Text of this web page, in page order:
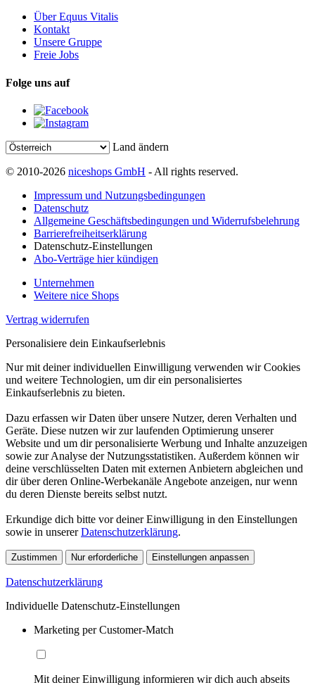
Über Equus Vitalis
Kontakt
Unsere Gruppe
Freie Jobs
Folge uns auf
Land ändern
© 2010-2026 niceshops GmbH - All rights reserved.
Impressum und Nutzungsbedingungen
Datenschutz
Allgemeine Geschäftsbedingungen und Widerrufsbelehrung
Barrierefreiheitserklärung
Datenschutz-Einstellungen
Abo-Verträge hier kündigen
Unternehmen
Weitere nice Shops
Vertrag widerrufen
Personalisiere dein Einkaufserlebnis
Nur mit deiner individuellen Einwilligung verwenden wir Cookies
und weitere Technologien, um dir ein personalisiertes
Einkaufserlebnis zu bieten.
Dazu erfassen wir Daten über unsere Nutzer, deren Verhalten und
Geräte. Diese nutzen wir zur laufenden Optimierung unserer
Website und um dir personalisierte Werbung und Inhalte anzuzeigen
sowie zur Analyse der Nutzungsstatistiken. Außerdem können wir
deine verschlüsselten Daten mit externen Anbietern abgleichen und
dir über deren Online-Werbekanäle Angebote anzeigen, nur wenn
du deren Dienste bereits selbst nutzt.
Erkundige dich bitte vor deiner Einwilligung in den Einstellungen
sowie in unsererDatenschutzerklärung.
Zustimmen Nur erforderliche Einstellungen anpassen
Datenschutzerklärung
Individuelle Datenschutz-Einstellungen
Marketing per Customer-Match
Mit deiner Einwilligung informieren wir dich auch abseits